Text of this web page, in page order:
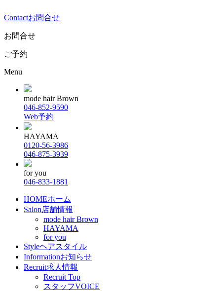
Contactお問合せ
お問合せ
ご予約
Menu
mode hair Brown
046-852-9590
Web予約
HAYAMA
0120-56-3986
046-875-3939
for you
046-833-1881
HOMEホーム
Salon店舗情報
mode hair Brown
HAYAMA
for you
Styleヘアスタイル
Informationお知らせ
Recruit求人情報
Recruit Top
スタッフVOICE